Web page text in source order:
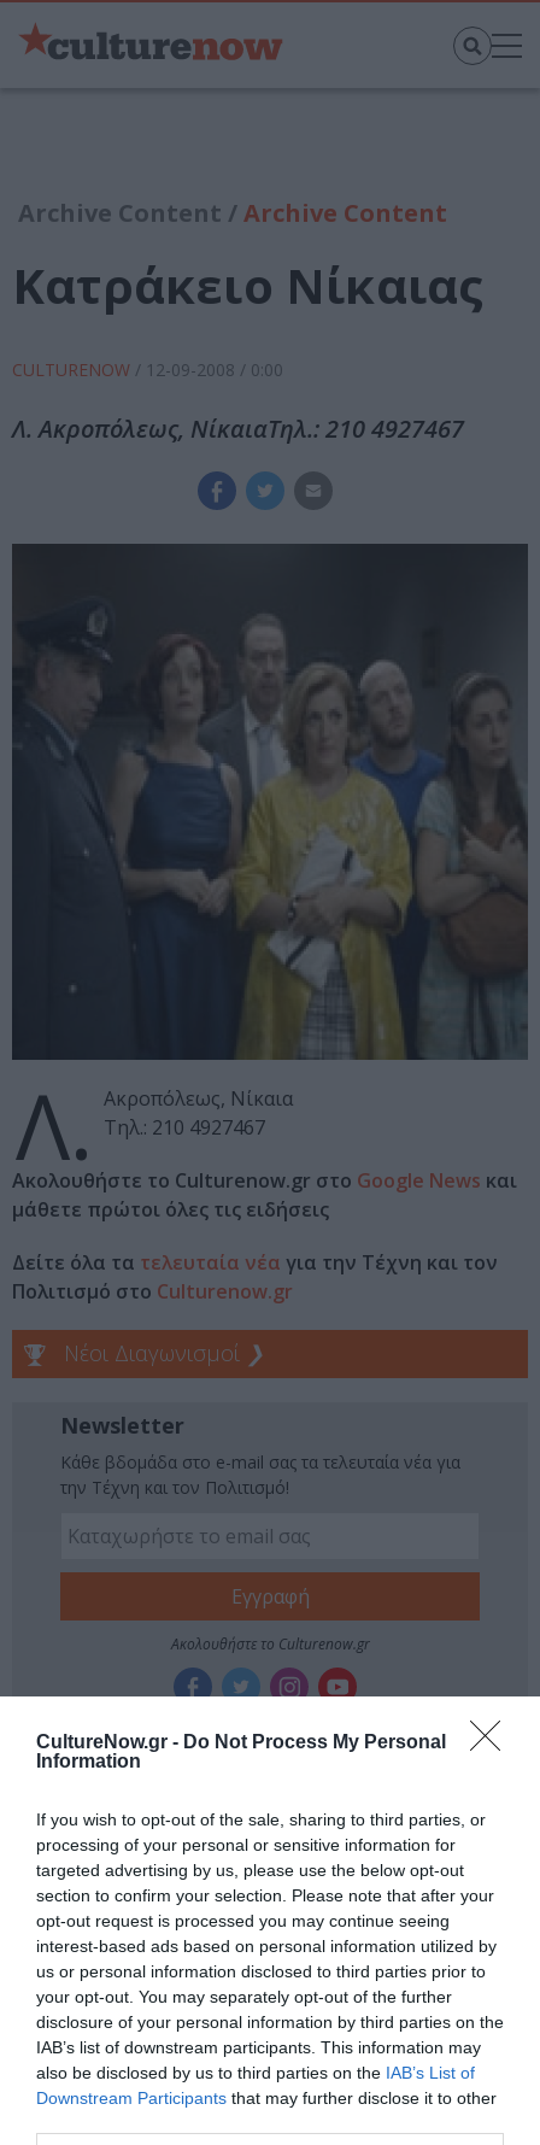
CultureNow.gr - Do Not Process My Personal
Information
If you wish to opt-out of the sale, sharing to third parties, or
processing of your personal or sensitive information for
targeted advertising by us, please use the below opt-out
section to confirm your selection. Please note that after your
opt-out request is processed you may continue seeing
interest-based ads based on personal information utilized by
us or personal information disclosed to third parties prior to
your opt-out. You may separately opt-out of the further
disclosure of your personal information by third parties on the
IAB’s list of downstream participants. This information may
also be disclosed by us to third parties on the IAB’s List of
Downstream Participants that may further disclose it to other
Archive Content /Archive Content
Κατράκειο Νίκαιας
CULTURENOW / 12-09-2008 / 0:00
Λ. Ακροπόλεως, ΝίκαιαΤηλ.: 210 4927467
Λ.
Ακροπόλεως, Νίκαια
Τηλ.: 210 4927467
Ακολουθήστε το Culturenow.gr στο Google News και
μάθετε πρώτοι όλες τις ειδήσεις
Δείτε όλα τα τελευταία νέα για την Τέχνη και τον
Πολιτισμό στο Culturenow.gr
Νέοι Διαγωνισμοί ❯
Newsletter
Κάθε βδομάδα στο e-mail σας τα τελευταία νέα για
την Τέχνη και τον Πολιτισμό!
Ακολουθήστε το Culturenow.gr
Δημοφιλή Άρθρα
O «Οιδίποδας» του
Ρόμπερτ Άικ ξανά
στη Στέγη – Με τους
Νίκο Κουρή & Μαρία
Κεχαγιόγλου
Θεοδώρα,
Αυτοκράτειρα του
Βυζαντίου: Η νέα
ελληνική όπερα του
Θεόδωρου Στάθη